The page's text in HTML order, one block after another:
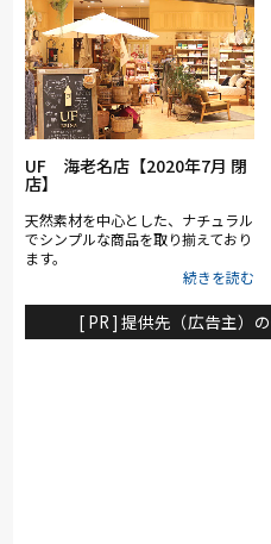
UF 海老名店【2020年7月 閉
店】
天然素材を中心とした、ナチュラル
でシンプルな商品を取り揃えており
ます。
[ PR ] 提供先（広告主）